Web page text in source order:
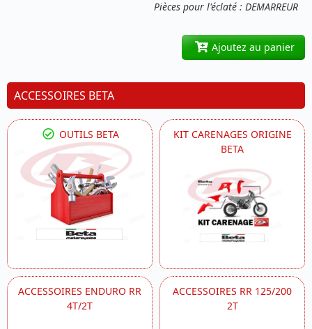
Pièces pour l'éclaté : DEMARREUR
Ajoutez au panier
ACCESSOIRES BETA
OUTILS BETA
KIT CARENAGES ORIGINE
BETA
ACCESSOIRES ENDURO RR
4T/2T
ACCESSOIRES RR 125/200
2T